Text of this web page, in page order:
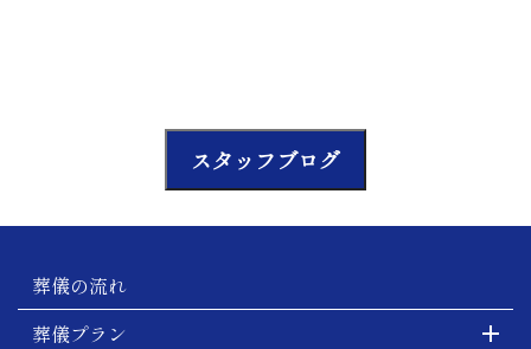
スタッフブログ
葬儀の流れ
葬儀プラン